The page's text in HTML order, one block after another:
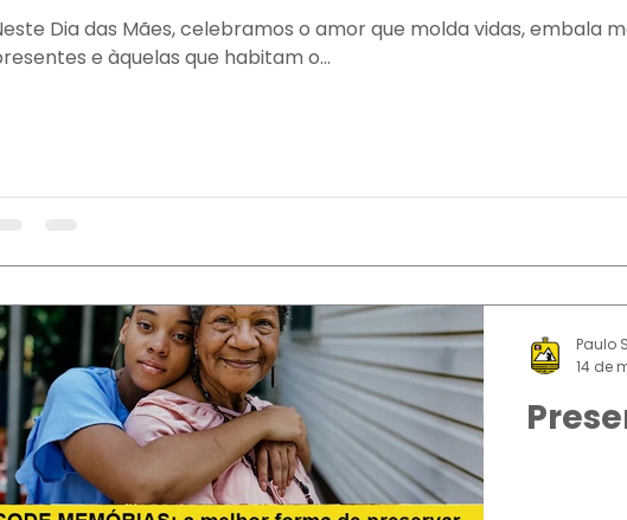
Dia das Mães, celebramos o amor que molda vidas, embala
e àquelas que habitam o...
Paulo
14 de